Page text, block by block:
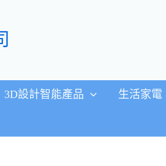
3D設計智能產品 生活家電